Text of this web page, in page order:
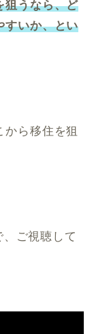
狙うなら、ど
すいか、とい
ら移住を狙
ご視聴して